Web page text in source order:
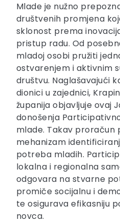
Mlade je nužno
društvenih promjena
sklonost prema
pristup radu. Od
mladoj osobi pružiti
ostvarenjem i aktivnim
društvu. Naglašavajući
dionici u zajednici,
županija objavljuje ovaj
donošenja
mlade. Takav proračun
mehanizam
potreba mladih.
lokalna i regionalna
odgovara na stvarne
promiče socijalnu i
te osigurava efikasniju
novca.